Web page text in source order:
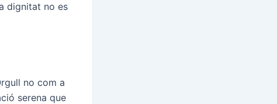
dignitat no es
no com a
serena que